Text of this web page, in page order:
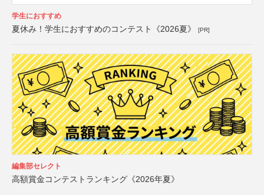
学生におすすめ
夏休み！学生におすすめのコンテスト《2026夏》 [PR]
編集部セレクト
高額賞金コンテストランキング《2026年夏》